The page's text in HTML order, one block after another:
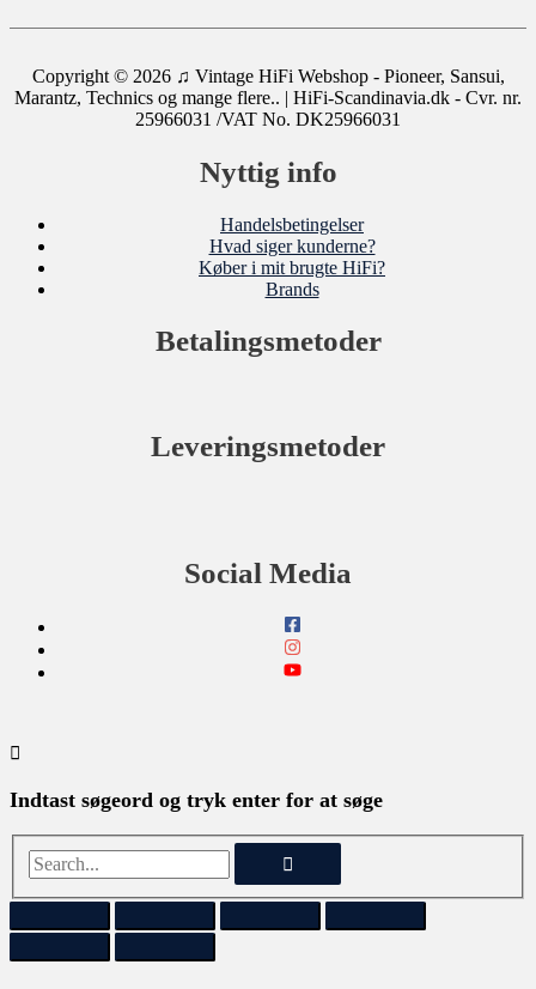
Copyright © 2026 ♫ Vintage HiFi Webshop - Pioneer, Sansui,
Marantz, Technics og mange flere.. | HiFi-Scandinavia.dk - Cvr. nr.
25966031 /VAT No. DK25966031
Nyttig info
Handelsbetingelser
Hvad siger kunderne?
Køber i mit brugte HiFi?
Brands
Betalingsmetoder
Leveringsmetoder
Social Media
Indtast søgeord og tryk enter for at søge